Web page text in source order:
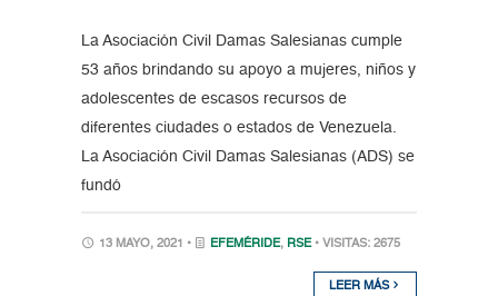
La Asociación Civil Damas Salesianas cumple
53 años brindando su apoyo a mujeres, niños y
adolescentes de escasos recursos de
diferentes ciudades o estados de Venezuela.
La Asociación Civil Damas Salesianas (ADS) se
fundó
13 MAYO, 2021 • EFEMÉRIDE, RSE • VISITAS: 2675
LEER MÁS